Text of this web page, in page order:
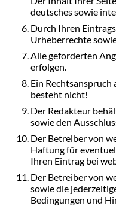
deutsches sowie
Durch Ihren
Urheberrechte
Alle geforderten
erfolgen.
Ein
besteht nicht!
Der Redakteur
sowie den
Der Betreiber von
Haftung für
Ihren Eintrag bei
Der Betreiber von
sowie die
Bedingungen und